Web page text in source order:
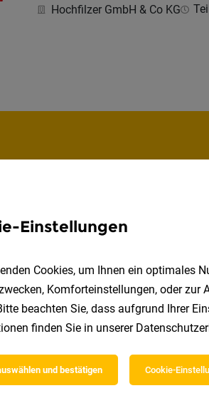
Hochfilzer GmbH & Co KG
Die
Einstellungen
Cookies, um Ihnen ein optimales
Komforteinstellungen, oder zur
beachten Sie, dass aufgrund Ihrer
finden Sie in unserer
und bestätigen Cookie-